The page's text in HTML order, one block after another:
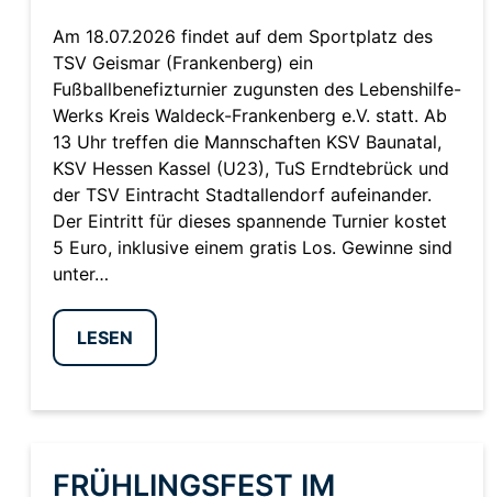
Am 18.07.2026 findet auf dem Sportplatz des
TSV Geismar (Frankenberg) ein
Fußballbenefizturnier zugunsten des Lebenshilfe-
Werks Kreis Waldeck-Frankenberg e.V. statt. Ab
13 Uhr treffen die Mannschaften KSV Baunatal,
KSV Hessen Kassel (U23), TuS Erndtebrück und
der TSV Eintracht Stadtallendorf aufeinander.
Der Eintritt für dieses spannende Turnier kostet
5 Euro, inklusive einem gratis Los. Gewinne sind
unter…
LESEN
FRÜHLINGSFEST IM